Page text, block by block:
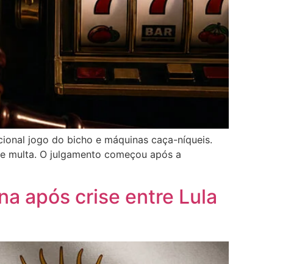
jogo do bicho e máquinas caça-níqueis.
multa. O julgamento começou após a
após crise entre Lula